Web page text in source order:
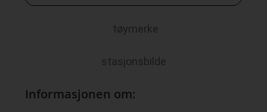
tøymerke
stasjonsbilde
Informasjonen om: